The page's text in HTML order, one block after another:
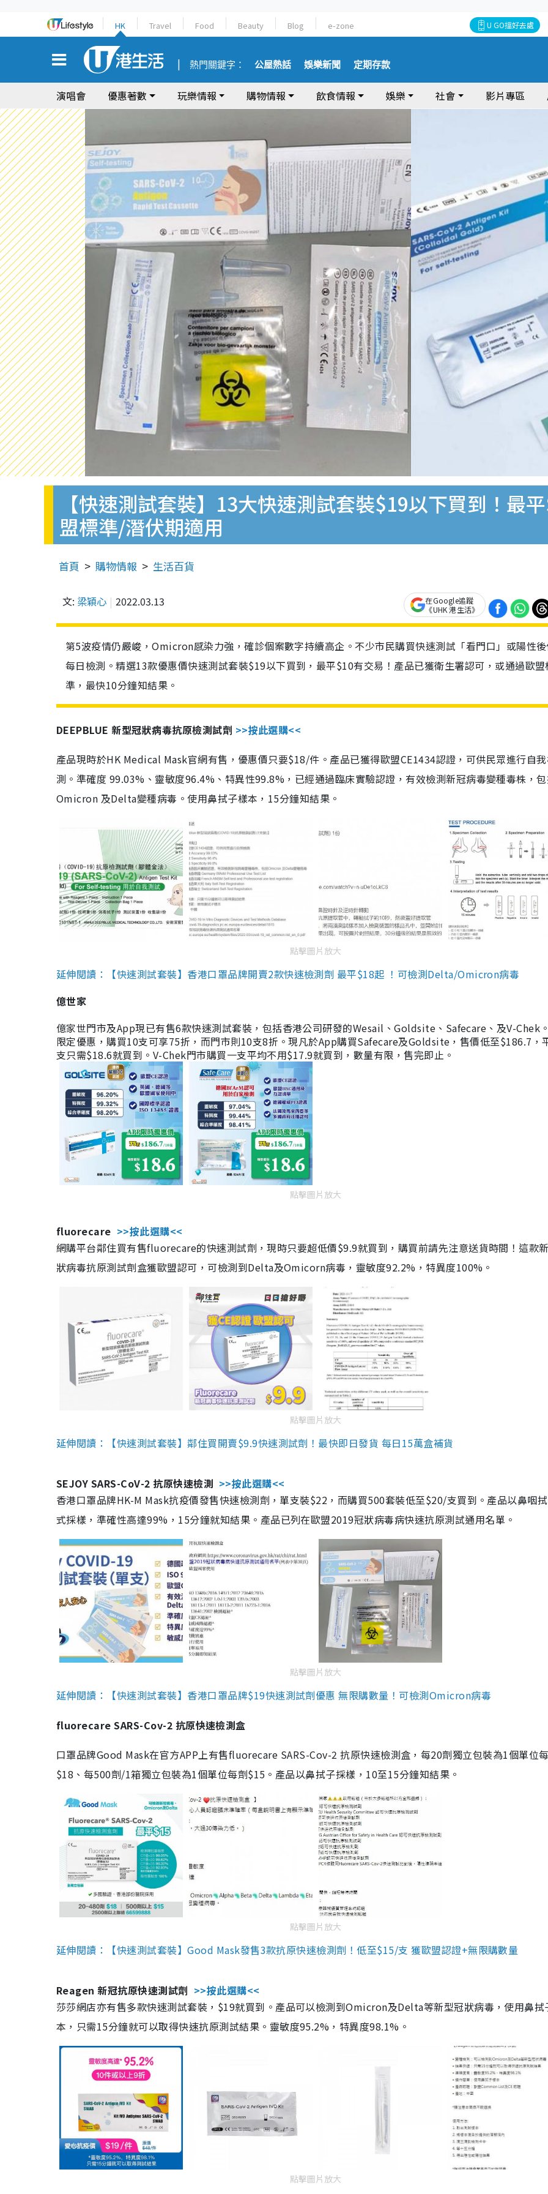
HK Travel Food Beauty Blog e-zone U GO搵好去處
熱門關鍵字： 公屋熱話 娛樂新聞 定期存款
演唱會 優惠著數 玩樂情報 購物情報 飲食情報 娛樂 社會 影片專區
【快速測試套裝】13大快速測試套裝$19以下買到！最
盟標準/潛伏期適用
首頁 購物情報 生活百貨
文: 梁穎心 2022.03.13
在Google追蹤
《UHK 港生活》
第5波疫情仍嚴峻，Omicron感染力強，確診個案數字持續高企。不少市民購買快速測試「看門口」或陽性
每日檢測。精選13款優惠價快速測試套裝$19以下買到，最平$10有交易！產品已獲衛生署認可，或通過歐盟
準，最快10分鐘知結果。
DEEPBLUE 新型冠狀病毒抗原檢測試劑 >>按此選購<<
產品現時於HK Medical Mask官網有售，優惠價只要$18/件。產品已獲得歐盟CE1434認證，可供民眾進行自
測。準確度 99.03%、靈敏度96.4%、特異性99.8%，已經通過臨床實驗認證，有效檢測新冠病毒變種毒株，
Omicron 及Delta變種病毒。使用鼻拭子樣本，15分鐘知結果。
點擊圖片放大
延伸閱讀：【快速測試套裝】香港口罩品牌開賣2款快速檢測劑 最平$18起 ！可檢測Delta/Omicron病毒
億世家
億家世門市及App現已有售6款快速測試套裝，包括香港公司研發的Wesail、Goldsite、Safecare、及V-Chek
限定優惠，購買10支可享75折，而門市則10支8折。現凡於App購買Safecare及Goldsite，售價低至$186.7，
支只需$18.6就買到。V-Chek門市購買一支平均不用$17.9就買到，數量有限，售完即止。
點擊圖片放大
fluorecare >>按此選購<<
網購平台鄰住買有售fluorecare的快速測試劑，現時只要超低價$9.9就買到，購買前請先注意送貨時間！這款
狀病毒抗原測試劑盒獲歐盟認可，可檢測到Delta及Omicorn病毒，靈敏度92.2%，特異度100%。
點擊圖片放大
延伸閱讀：【快速測試套裝】鄰住買開賣$9.9快速測試劑！最快即日發貨 每日15萬盒補貨
SEJOY SARS-CoV-2 抗原快速檢測 >>按此選購<<
香港口罩品牌HK-M Mask抗疫價發售快速檢測劑，單支裝$22，而購買500套裝低至$20/支買到。產品以鼻咽
式採樣，準確性高達99%，15分鐘就知結果。產品已列在歐盟2019冠狀病毒病快速抗原測試通用名單。
點擊圖片放大
延伸閱讀：【快速測試套裝】香港口罩品牌$19快速測試劑優惠 無限購數量！可檢測Omicron病毒
fluorecare SARS-Cov-2 抗原快速檢測盒
口罩品牌Good Mask在官方APP上有售fluorecare SARS-Cov-2 抗原快速檢測盒，每20劑獨立包裝為1個單位
$18、每500劑/1箱獨立包裝為1個單位每劑$15。產品以鼻拭子採樣，10至15分鐘知結果。
點擊圖片放大
延伸閱讀：【快速測試套裝】Good Mask發售3款抗原快速檢測劑！低至$15/支 獲歐盟認證+無限購數量
Reagen 新冠抗原快速測試劑 >>按此選購<<
莎莎網店亦有售多款快速測試套裝，$19就買到。產品可以檢測到Omicron及Delta等新型冠狀病毒，使用鼻拭
本，只需15分鐘就可以取得快速抗原測試結果。靈敏度95.2%，特異度98.1%。
點擊圖片放大